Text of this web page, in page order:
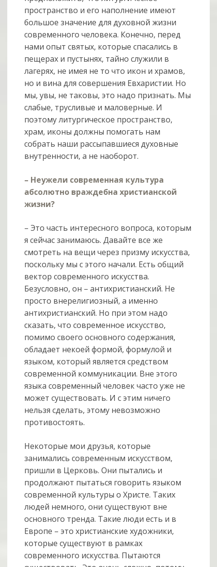
пространство и его наполнение имеют
большое значение для духовной жизни
современного человека. Конечно, перед
нами опыт святых, которые спасались в
пещерах и пустынях, тайно служили в
лагерях, не имея не то что икон и храмов,
но и вина для совершения Евхаристии. Но
мы, увы, не таковы, это надо признать. Мы
слабые, трусливые и маловерные. И
поэтому литургическое пространство,
храм, иконы должны помогать нам
собрать наши рассыпавшиеся духовные
внутренности, а не наоборот.
– Неужели современная культура
абсолютно враждебна христианской
жизни?
– Это часть интересного вопроса, которым
я сейчас занимаюсь. Давайте все же
смотреть на вещи через призму искусства,
поскольку мы с этого начали. Есть общий
вектор современного искусства.
Безусловно, он – антихристианский. Не
просто внерелигиозный, а именно
антихристианский. Но при этом надо
сказать, что современное искусство,
помимо своего основного содержания,
обладает некоей формой, формулой и
языком, который является средством
современной коммуникации. Вне этого
языка современный человек часто уже не
может существовать. И с этим ничего
нельзя сделать, этому невозможно
противостоять.
Некоторые мои друзья, которые
занимались современным искусством,
пришли в Церковь. Они пытались и
продолжают пытаться говорить языком
современной культуры о Христе. Таких
людей немного, они существуют вне
основного тренда. Такие люди есть и в
Европе – это христианские художники,
которые существуют в рамках
современного искусства. Пытаются